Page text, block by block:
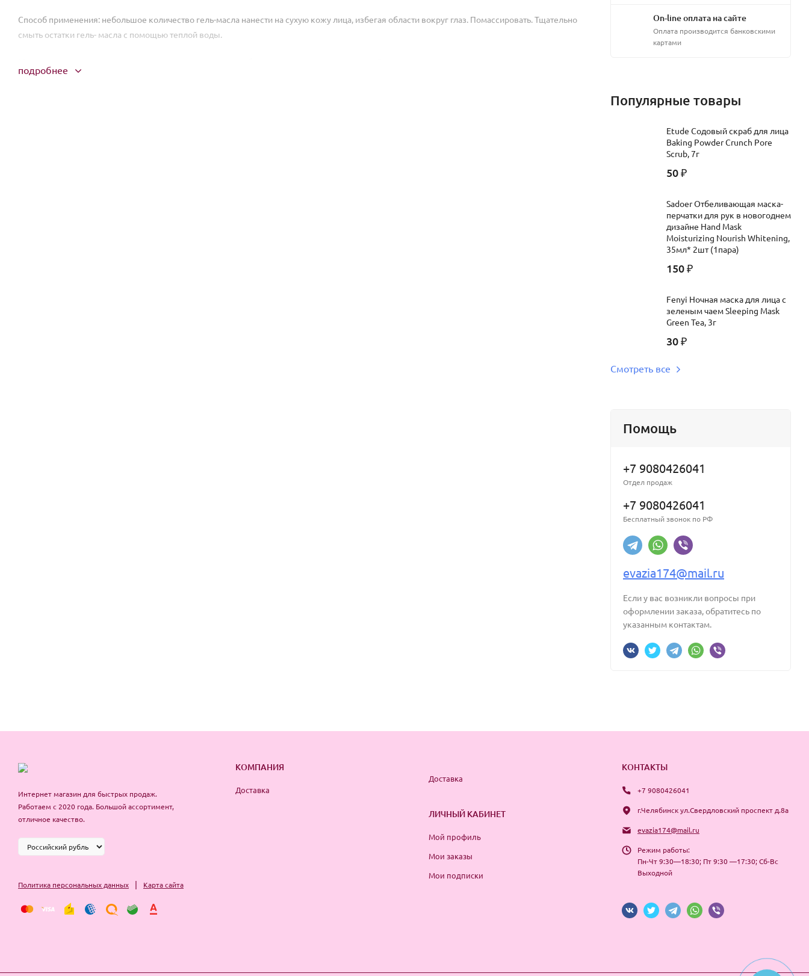
Способ применения: небольшое количество гель-масла нанести на сухую кожу лица, избегая области вокруг глаз. Помассировать. Тщательно
смыть остатки гель- масла с помощью теплой воды.
подробнее
On-line оплата на сайте
Оплата производится банковскими
картами
Популярные товары
Etude Содовый скраб для лица
Baking Powder Crunch Pore
Scrub, 7г
50 ₽
Sadoer Отбеливающая маска-
перчатки для рук в новогоднем
дизайне Hand Mask
Moisturizing Nourish Whitening,
35мл* 2шт (1пара)
150 ₽
Fenyi Ночная маска для лица с
зеленым чаем Sleeping Mask
Green Tea, 3г
30 ₽
Смотреть все
Помощь
+7 9080426041
Отдел продаж
+7 9080426041
Бесплатный звонок по РФ
evazia174@mail.ru
Если у вас возникли вопросы при
оформлении заказа, обратитесь по
указанным контактам.
Интернет магазин для быстрых продаж.
Работаем с 2020 года. Большой ассортимент,
отличное качество.
Политика персональных данных | Карта сайта
КОМПАНИЯ
Доставка
Доставка
ЛИЧНЫЙ КАБИНЕТ
Мой профиль
Мои заказы
Мои подписки
КОНТАКТЫ
+7 9080426041
г.Челябинск ул.Свердловский проспект д.8а
evazia174@mail.ru
Режим работы:
Пн-Чт 9:30—18:30; Пт 9:30 —17:30; Сб-Вс
Выходной